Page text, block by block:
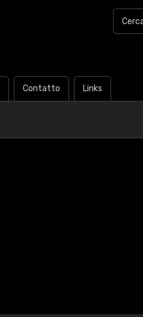
Contatto Links